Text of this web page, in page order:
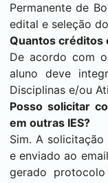
Permanente de
edital e seleção
Quantos créditos
De acordo com
aluno deve
Disciplinas e/ou
Posso solicitar
em outras IES?
Sim. A
e enviado ao
gerado